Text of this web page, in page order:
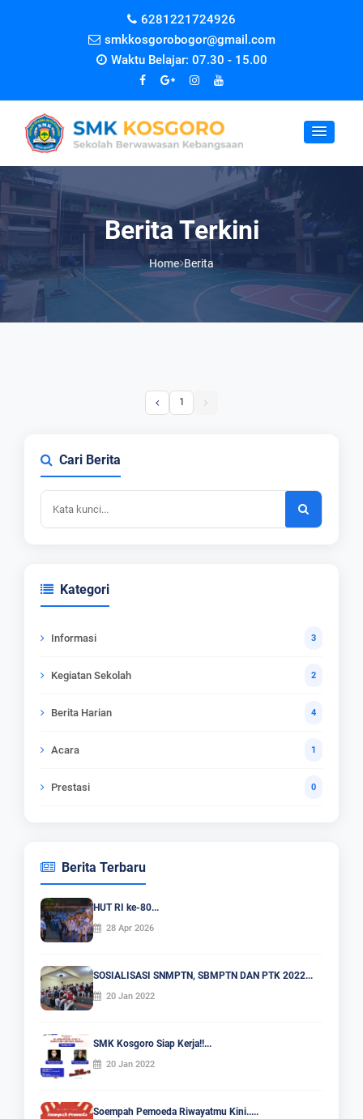
6281221724926
smkkosgorobogor@gmail.com
Waktu Belajar: 07.30 - 15.00
Berita Terkini
Home Berita
1
Cari Berita
Kategori
Informasi 3
Kegiatan Sekolah 2
Berita Harian 4
Acara 1
Prestasi 0
Berita Terbaru
HUT RI ke-80...
28 Apr 2026
SOSIALISASI SNMPTN, SBMPTN DAN PTK 2022...
20 Jan 2022
SMK Kosgoro Siap Kerja!!...
20 Jan 2022
Soempah Pemoeda Riwayatmu Kini.....